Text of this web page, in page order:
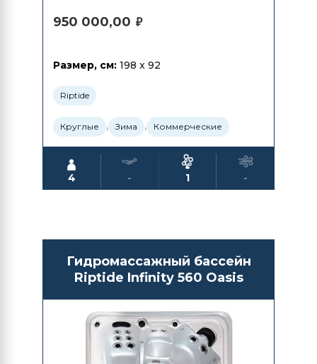
950 000,00 ₽
Размер, см: 198 x 92
Riptide
Круглые , Зима , Коммерческие
4 - 1 -
Гидромассажный бассейн
Riptide Infinity 560 Oasis